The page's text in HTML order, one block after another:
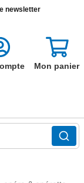
newsletter
Mon panier